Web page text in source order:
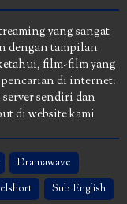
yang sangat
dengan tampilan
film-film yang
pencarian di internet.
sendiri dan
di website kami
Dramawave
Sub English